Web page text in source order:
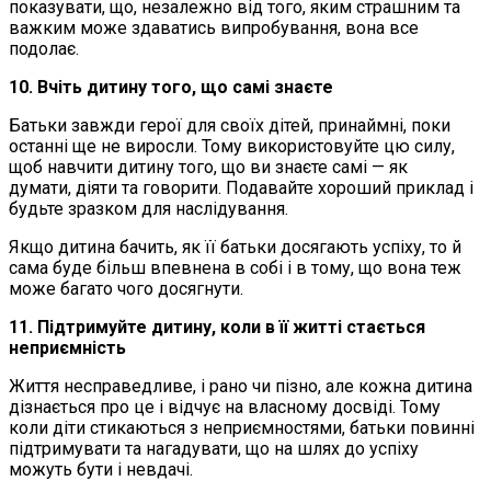
показувати, що, незалежно від того, яким страшним та
важким може здаватись випробування, вона все
подолає.
10. Вчіть дитину того, що самі знаєте
Батьки завжди герої для своїх дітей, принаймні, поки
останні ще не виросли. Тому використовуйте цю силу,
щоб навчити дитину того, що ви знаєте самі — як
думати, діяти та говорити. Подавайте хороший приклад і
будьте зразком для наслідування.
Якщо дитина бачить, як її батьки досягають успіху, то й
сама буде більш впевнена в собі і в тому, що вона теж
може багато чого досягнути.
11. Підтримуйте дитину, коли в її житті стається
неприємність
Життя несправедливе, і рано чи пізно, але кожна дитина
дізнається про це і відчує на власному досвіді. Тому
коли діти стикаються з неприємностями, батьки повинні
підтримувати та нагадувати, що на шлях до успіху
можуть бути і невдачі.